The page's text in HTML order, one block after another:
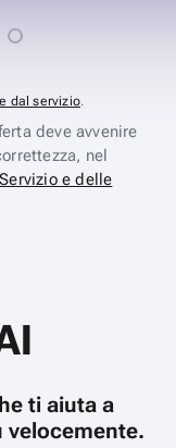
dal servizio.
deve avvenire
nel
e delle
ti aiuta a
velocemente.